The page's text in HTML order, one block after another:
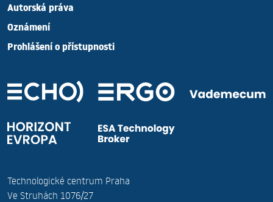
Autorská práva
Oznámení
Prohlášení o přístupnosti
Technologické centrum Praha
Ve Struhách 1076/27